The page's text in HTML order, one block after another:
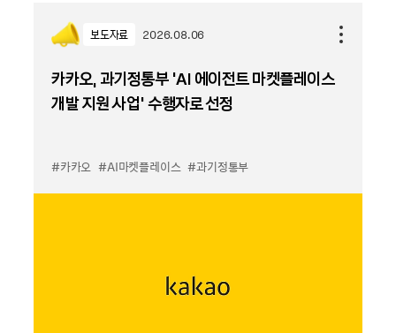
보도자료 2026.08.06
카카오, 과기정통부 ‘AI 에이전트 마켓플레이스
개발 지원 사업’ 수행자로 선정
#카카오 #AI마켓플레이스 #과기정통부